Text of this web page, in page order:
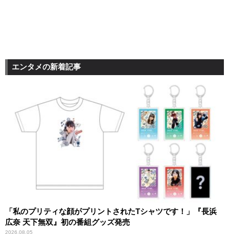
エンタメの新着記事
「私のプリティな顔がプリントされたTシャツです！」『長浜
広奈 天下無双』初の番組グッズ発売
2026.08.05